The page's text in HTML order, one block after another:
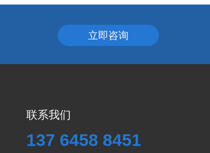
立即咨询
联系我们
137 6458 8451